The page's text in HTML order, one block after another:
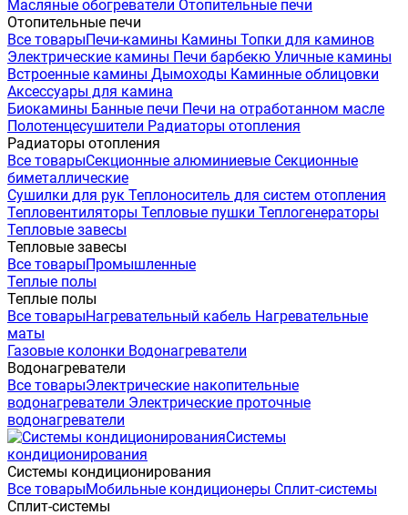
Масляные обогреватели Отопительные печи
Отопительные печи
Все товарыПечи-камины Камины Топки для каминов
Электрические камины Печи барбекю Уличные камины
Встроенные камины Дымоходы Каминные облицовки
Аксессуары для камина
Биокамины Банные печи Печи на отработанном масле
Полотенцесушители Радиаторы отопления
Радиаторы отопления
Все товарыСекционные алюминиевые Секционные
биметаллические
Сушилки для рук Теплоноситель для систем отопления
Тепловентиляторы Тепловые пушки Теплогенераторы
Тепловые завесы
Тепловые завесы
Все товарыПромышленные
Теплые полы
Теплые полы
Все товарыНагревательный кабель Нагревательные
маты
Газовые колонки Водонагреватели
Водонагреватели
Все товарыЭлектрические накопительные
водонагреватели Электрические проточные
водонагреватели
Системы
кондиционирования
Системы кондиционирования
Все товарыМобильные кондиционеры Сплит-системы
Сплит-системы